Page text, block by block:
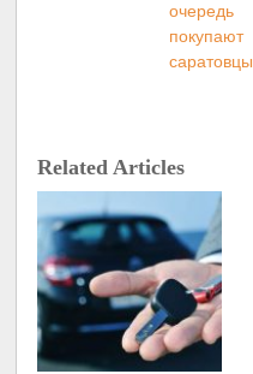
очередь
покупают
саратовцы
Related Articles